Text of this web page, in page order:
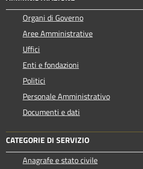
Organi di Governo
Aree Amministrative
Uffici
Enti e fondazioni
Politici
Personale Amministrativo
Documenti e dati
CATEGORIE DI SERVIZIO
Anagrafe e stato civile